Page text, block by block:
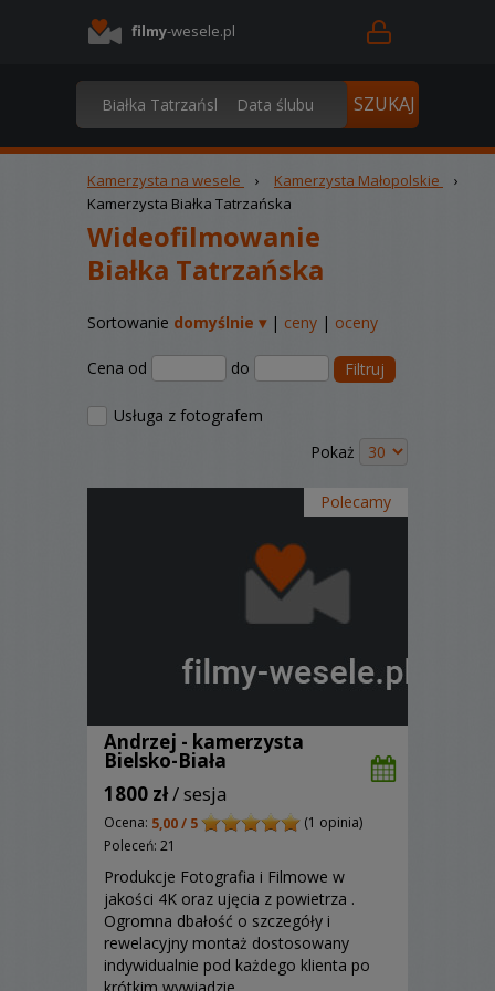
filmy-wesele.pl
Kamerzysta na wesele › Kamerzysta Małopolskie
›
Kamerzysta Białka Tatrzańska
Wideofilmowanie
Białka Tatrzańska
Sortowanie domyślnie ▾| ceny | oceny
Cena od do Filtruj
Usługa z fotografem
Pokaż
Polecamy
Andrzej - kamerzysta
Bielsko-Biała
1800 zł/ sesja
Ocena: 5,00 / 5
(1 opinia)
Poleceń: 21
Produkcje Fotografia i Filmowe w
jakości 4K oraz ujęcia z powietrza .
Ogromna dbałość o szczegóły i
rewelacyjny montaż dostosowany
indywidualnie pod każdego klienta po